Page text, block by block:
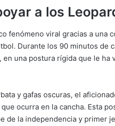
a los
fenómeno viral gracias a una
Durante los 90 minutos de
una postura rígida que le ha
y gafas oscuras, el
ocurra en la cancha. Esta
de la independencia y primer